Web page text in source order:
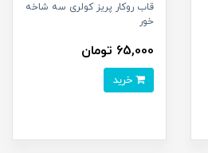
قاب روکار پریز کولری سه شاخه
خور
65,000 تومان